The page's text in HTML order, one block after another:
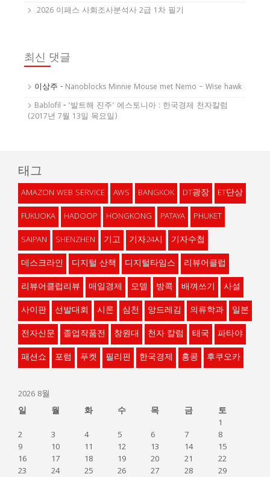
2026 이패스 사회조사분석사 2급 1차 필기
최신 댓글
이상주 - Nanoblocks Minnie Mouse met Nemo – Wise hawk
Bablofil - ‘발트해 진주’ 에스토니아 : 한국경제 천자칼럼
(2017년 7월 13일 목요일)
태그
AMAZON WEB SERVICE AWS BANGKOK DT광장
ET단상
FUKUOKA
HADOOP HONGKONG PATAYA
PHUKET
SAIPAN
SHENZHEN 기고 기자24시
기자수첩
데스크라인
디지털 산책 디지털타임스
리뷰어클럽
리뷰어클럽리뷰
매일경제 모델 방콕 배껴쓰기
사설
사이판
선발대회 시론 심천 앙드레김 의류학과
일본
전자신문
졸업작품전 창원대 천자 칼럼 태국
파타야
패션쇼
포럼 푸켓 필리핀 한국경제 홍콩 후쿠오카
2026 8월
일
월 화 수 목 금
토
1
2
3 4 5 6 7
8
9
10 11 12 13 14
15
16
17 18 19 20 21
22
23
24 25 26 27 28 29